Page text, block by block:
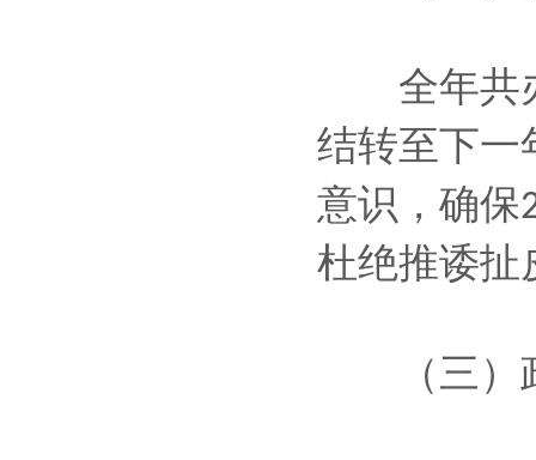
全年共办
结转至下一
意识，确保
杜绝推诿扯
（三）政